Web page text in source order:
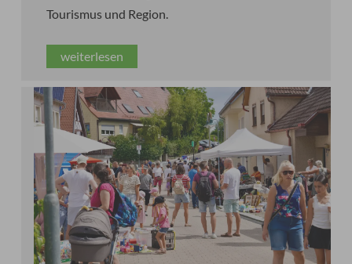
Tourismus und Region.
weiterlesen